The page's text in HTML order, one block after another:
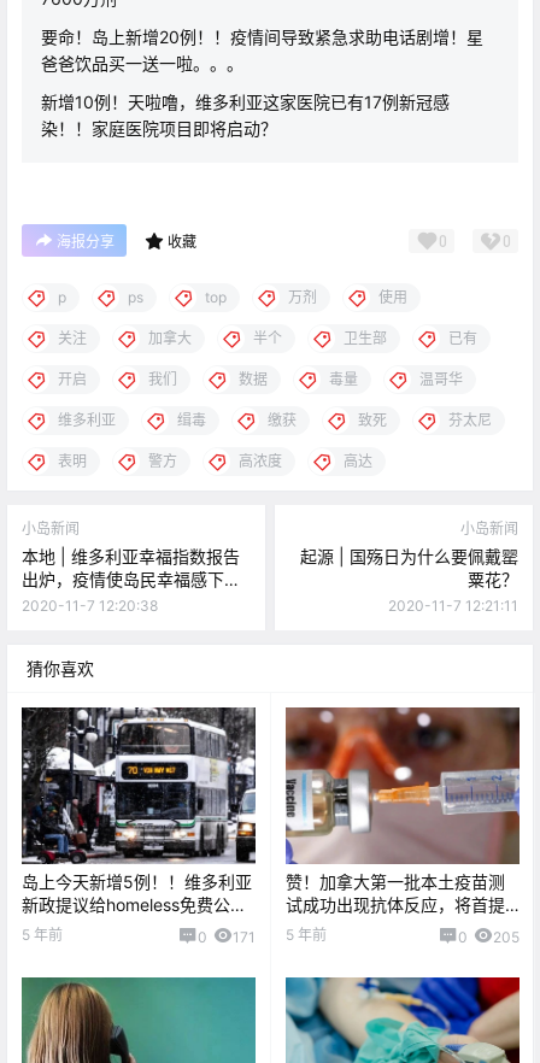
要命！岛上新增20例！！疫情间导致紧急求助电话剧增！星
爸爸饮品买一送一啦。。。
新增10例！天啦噜，维多利亚这家医院已有17例新冠感
染！！家庭医院项目即将启动？
海报分享 收藏 0 0
p ps top 万剂 使用
关注 加拿大 半个 卫生部 已有
开启 我们 数据 毒量 温哥华
维多利亚 缉毒 缴获 致死 芬太尼
表明 警方 高浓度 高达
小岛新闻
本地 | 维多利亚幸福指数报告
出炉，疫情使岛民幸福感下
降！
2020-11-7 12:20:38
小岛新闻
起源 | 国殇日为什么要佩戴罂
粟花？
2020-11-7 12:21:11
猜你喜欢
岛上今天新增5例！！维多利亚
新政提议给homeless免费公交
车使用？！
5 年前 0 171
赞！加拿大第一批本土疫苗测
试成功出现抗体反应，将首提
供7600万剂
5 年前 0 205